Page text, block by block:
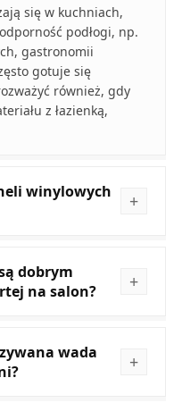
się w kuchniach,
podłogi, np.
gastronomii
gotuje się
również, gdy
z łazienką,
winylowych
dobrym
na salon?
wada